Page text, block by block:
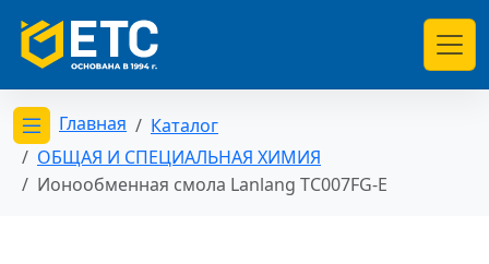
Открыть меню категорий
Главная
Каталог
ОБЩАЯ И СПЕЦИАЛЬНАЯ ХИМИЯ
Ионообменная смола Lanlang TC007FG-E